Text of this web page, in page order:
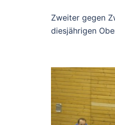
Zweiter gegen
diesjährigen